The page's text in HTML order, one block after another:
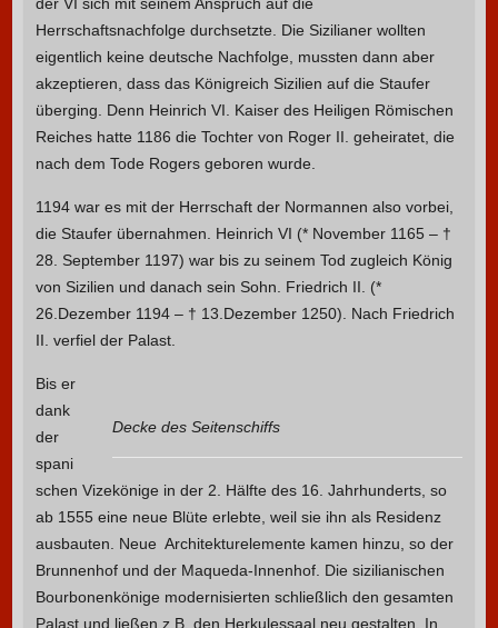
Herrschaftsnachfolge durchsetzte. Die Sizilianer wollten
eigentlich keine deutsche Nachfolge, mussten dann aber
akzeptieren, dass das Königreich Sizilien auf die Staufer
überging. Denn Heinrich VI. Kaiser des Heiligen Römischen
Reiches hatte 1186 die Tochter von Roger II. geheiratet, die
nach dem Tode Rogers geboren wurde.
1194 war es mit der Herrschaft der Normannen also vorbei,
die Staufer übernahmen. Heinrich VI (* November 1165 – †
28. September 1197) war bis zu seinem Tod zugleich König
von Sizilien und danach sein Sohn. Friedrich II. (*
26.Dezember 1194 – † 13.Dezember 1250). Nach Friedrich
II. verfiel der Palast.
Decke des Seitenschiffs
Bis er
dank
der
spani
schen Vizekönige in der 2. Hälfte des 16. Jahrhunderts, so
ab 1555 eine neue Blüte erlebte, weil sie ihn als Residenz
ausbauten. Neue Architekturelemente kamen hinzu, so der
Brunnenhof und der Maqueda-Innenhof. Die sizilianischen
Bourbonenkönige modernisierten schließlich den gesamten
Palast und ließen z.B. den Herkulessaal neu gestalten. In